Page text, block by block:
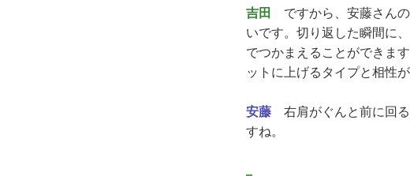
吉田
ですから、安藤さん
いです。切り返した瞬間に
でつかまえることができま
ットに上げるタイプと相性が
安藤 右肩がぐんと前に回る
すね。